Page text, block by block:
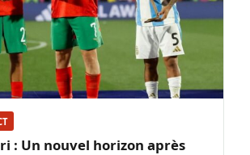
: Un nouvel horizon après